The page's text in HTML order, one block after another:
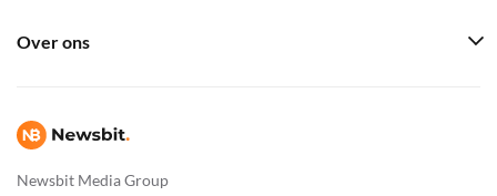
Newsbit Media Group
Over ons